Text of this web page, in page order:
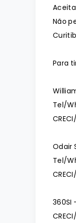
Não
Para
Tel/
Odair
Tel/
360SI